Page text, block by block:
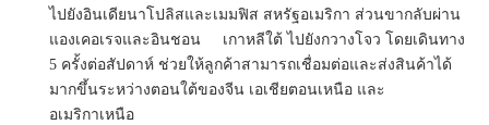
ไปยังอินเดียนาโปลิสและเมมฟิส สหรัฐอเมริกา ส่วนขากลับผ่าน
แองเคอเรจและอินชอน เกาหลีใต้ ไปยังกวางโจว โดยเดินทาง
5 ครั้งต่อสัปดาห์ ช่วยให้ลูกค้าสามารถเชื่อมต่อและส่งสินค้าได้
มากขึ้นระหว่างตอนใต้ของจีน เอเชียตอนเหนือ และ
อเมริกาเหนือ